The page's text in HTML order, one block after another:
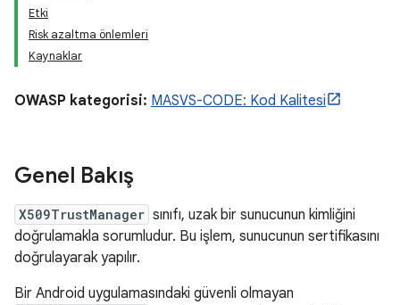
Etki
Risk azaltma önlemleri
Kaynaklar
OWASP kategorisi: MASVS-CODE: Kod Kalitesi
Genel Bakış
X509TrustManager sınıfı, uzak bir sunucunun kimliğini
doğrulamakla sorumludur. Bu işlem, sunucunun sertifikasını
doğrulayarak yapılır.
Bir Android uygulamasındaki güvenli olmayan